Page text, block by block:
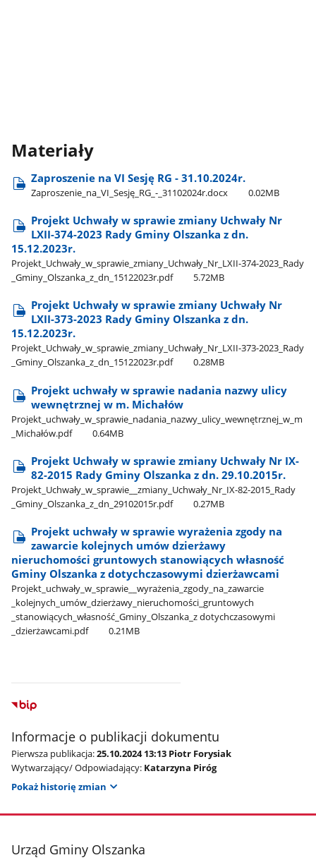
Materiały
Zaproszenie na VI Sesję RG - 31.10.2024r.
Zaproszenie​_na​_VI​_Sesję​_RG​_-​_31102024r.docx 0.02MB
Projekt Uchwały w sprawie zmiany Uchwały Nr
LXII-374-2023 Rady Gminy Olszanka z dn.
15.12.2023r.
Projekt​_Uchwały​_w​_sprawie​_zmiany​_Uchwały​_Nr​_LXII-374-2023​_Rady​
_Gminy​_Olszanka​_z​_dn​_15122023r.pdf
5.72MB
Projekt Uchwały w sprawie zmiany Uchwały Nr
LXII-373-2023 Rady Gminy Olszanka z dn.
15.12.2023r.
Projekt​_Uchwały​_w​_sprawie​_zmiany​_Uchwały​_Nr​_LXII-373-2023​_Rady​
_Gminy​_Olszanka​_z​_dn​_15122023r.pdf
0.28MB
Projekt uchwały w sprawie nadania nazwy ulicy
wewnętrznej w m. Michałów
Projekt​_uchwały​_w​_sprawie​_nadania​_nazwy​_ulicy​_wewnętrznej​_w​_m​
_Michałów.pdf
0.64MB
Projekt Uchwały w sprawie zmiany Uchwały Nr IX-
82-2015 Rady Gminy Olszanka z dn. 29.10.2015r.
Projekt​_Uchwały​_w​_sprawie​_​_zmiany​_Uchwały​_Nr​_IX-82-2015​_Rady​
_Gminy​_Olszanka​_z​_dn​_29102015r.pdf
0.27MB
Projekt uchwały w sprawie wyrażenia zgody na
zawarcie kolejnych umów dzierżawy
nieruchomości gruntowych stanowiących własność
Gminy Olszanka z dotychczasowymi dzierżawcami
Projekt​_uchwały​_w​_sprawie​_​_wyrażenia​_zgody​_na​_zawarcie​
_kolejnych​_umów​_dzierżawy​_nieruchomości​_gruntowych​
_stanowiących​_własność​_Gminy​_Olszanka​_z dotychczasowymi​
_dzierżawcami.pdf
0.21MB
Informacje o publikacji dokumentu
Pierwsza publikacja:25.10.2024 13:13 Piotr Forysiak
Wytwarzający/ Odpowiadający: Katarzyna Piróg
Pokaż historię zmian
stopka
Urząd Gminy Olszanka